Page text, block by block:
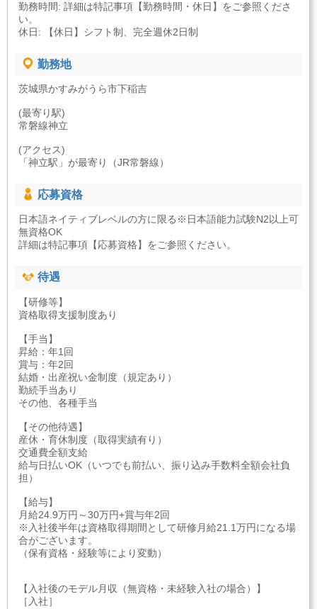
勤務時間: 詳細は特記事項【勤務時間・休日】をご参照くださ
い。
休日: 【休日】シフト制、完全週休2日制
勤務地
茨城県かすみがうら市下稲吉
(最寄り駅)
常磐線神立
(アクセス)
「神立駅」が最寄り（JR常磐線）
応募資格
日本語ネイティブレベルの方に限る※日本語能力試験N2以上可
無資格OK
詳細は特記事項【応募資格】をご参照ください。
待遇
【研修等】
資格取得支援制度あり
【手当】
昇給：年1回
賞与：年2回
結婚・出産祝い金制度（規定あり）
勤続手当あり
その他、各種手当
【その他待遇】
産休・育休制度（取得実績有り）
交通費全額支給
給与日払いOK（いつでも前払い、振り込み手数料全額会社負
担）
【給与】
月給24.9万円～30万円+賞与年2回
※入社後半年は資格取得期間として研修月給21.1万円になる場
合がございます。
（保有資格・経験等により変動）
【入社後のモデル月収（無資格・未経験入社の場合）】
［入社］